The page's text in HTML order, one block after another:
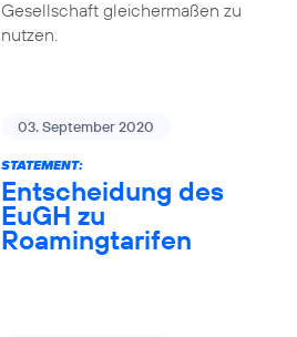
Gesellschaft gleichermaßen zu
nutzen.
03. September 2020
STATEMENT:
Entscheidung des
EuGH zu
Roamingtarifen